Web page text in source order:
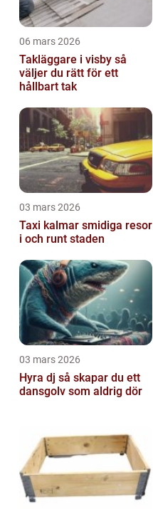
06 mars 2026
Takläggare i visby så
väljer du rätt för ett
hållbart tak
03 mars 2026
Taxi kalmar smidiga resor
i och runt staden
03 mars 2026
Hyra dj så skapar du ett
dansgolv som aldrig dör